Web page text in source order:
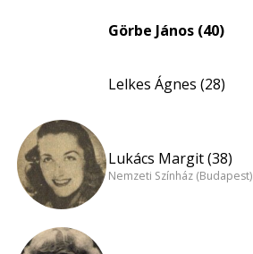
Görbe János (40)
Lelkes Ágnes (28)
Lukács Margit (38)
Nemzeti Színház (Budapest)